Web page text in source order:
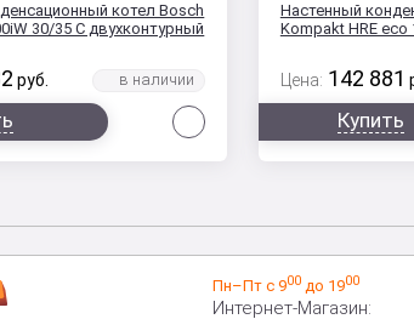
котел Bosch
30/35 C двухконтурный
руб.
Настенный
Kompakt HRE eco
Цена: 142 881
Купить
Пн–Пт с 900до 1900
Интернет-Магазин: